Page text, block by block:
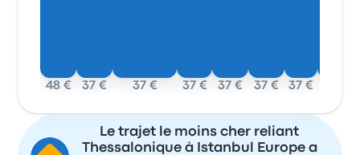
48 € 37 € 37 € 37 € 37 € 37 € 37 €
Le trajet le moins cher reliant
Thessalonique à Istanbul Europe a